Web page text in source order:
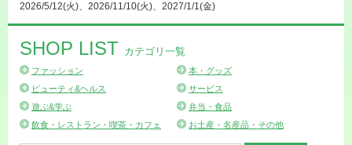
2026/5/12(火)、2026/11/10(火)、2027/1/1(金)
SHOP LIST カテゴリ一覧
ファッション
本・グッズ
ビューティ&ヘルス
サービス
遊ぶ&学ぶ
弁当・食品
飲食・レストラン・喫茶・カフェ
お土産・名産品・その他